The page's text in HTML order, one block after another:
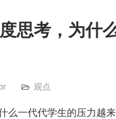
思考，为什
观点
么一代代学生的压力